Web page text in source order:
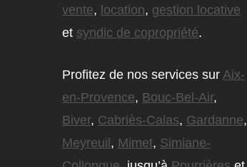
vente, location, gestion locative
et syndic de copropriété.
Profitez de nos services sur Aix-
en-Provence, Bouc-Bel-Air,
Biver, Cabriès-Calas, Gardanne,
Meyreuil , Mimet, Simiane-